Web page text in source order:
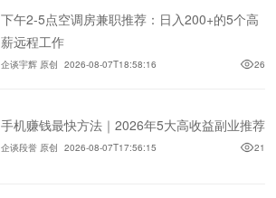
下午2-5点空调房兼职推荐：日入200+的5个高
薪远程工作
企谈宇辉 原创 2026-08-07T18:58:16 26
手机赚钱最快方法｜2026年5大高收益副业推荐
企谈段誉 原创 2026-08-07T17:56:15 21